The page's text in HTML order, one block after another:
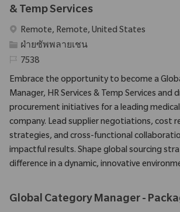
& Temp Services
สถานที่
Remote, Remote, United States
ประเภท
ฝ่ายซัพพลายเชน
รหัสที่จําเป็น
7538
Embrace the opportunity to become a
Manager, HR Services & Temp Services and
procurement initiatives for a leading
company. Lead supplier negotiations, cost
strategies, and cross-functional
impactful results. Shape global sourcing
difference in a dynamic, innovative
Global Category Manager -